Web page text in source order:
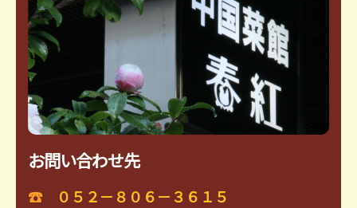
お問い合わせ先
☎
０５２－８０６－３６１５